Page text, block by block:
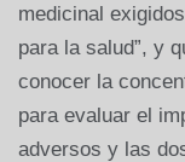
medicinal
para la salud”, y
conocer la
para evaluar el
adversos y las